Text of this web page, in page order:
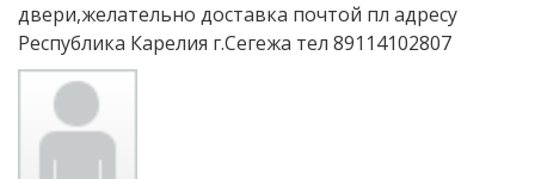
двери,желательно доставка почтой пл адресу
Республика Карелия г.Сегежа тел 89114102807